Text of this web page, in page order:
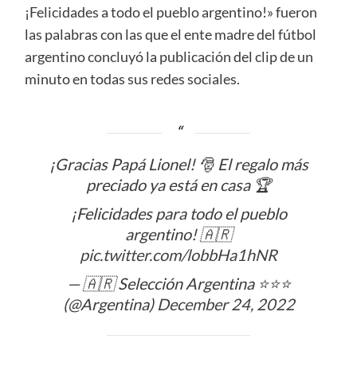
¡Felicidades a todo el pueblo argentino!» fueron
las palabras con las que el ente madre del fútbol
argentino concluyó la publicación del clip de un
minuto en todas sus redes sociales.
¡Gracias Papá Lionel! 🎅 El regalo más
preciado ya está en casa 🏆
¡Felicidades para todo el pueblo
argentino! 🇦🇷
pic.twitter.com/lobbHa1hNR
— 🇦🇷 Selección Argentina ⭐⭐⭐
(@Argentina) December 24, 2022